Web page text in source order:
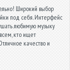
Широкий выбор
под себя. Интерфейс
любимую музыку
кто ищет
качество и